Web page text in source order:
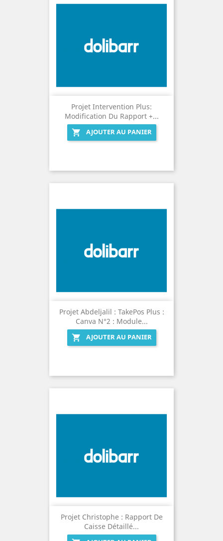
Projet Intervention Plus:
Modification Du Rapport +...

AJOUTER AU PANIER
Projet Abdeljalil : TakePos Plus :
Canva N°2 : Module...

AJOUTER AU PANIER
Projet Christophe : Rapport De
Caisse Détaillé...